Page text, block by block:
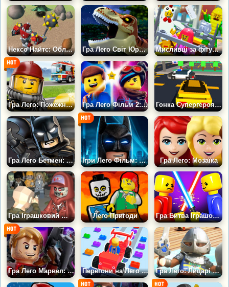
Нексо Найтс: Облога Кам'яного Колоса Гра Лего Світ Юрського Періоду: Легенди Острова Нублар Мисливці за фігурками Лего
Гра Лего: Пожежна машина Гра Лего Фільм 2: Великі заворушення Гонка Супергероя Лего
Гра Лего Бетмен: Погоня в Готем Сіті Ігри Лего Фільм: Бетмен Гра Лего: Мозаїка
Гра Іграшковий Шутер: Ти проти Зомбі Лего Пригоди Гра Битва Іграшок: Бийся на Арені
Гра Лего Марвел: Вартові Галактики Перегони на Лего Машинах Гра Лего: Лицарі Новельмора